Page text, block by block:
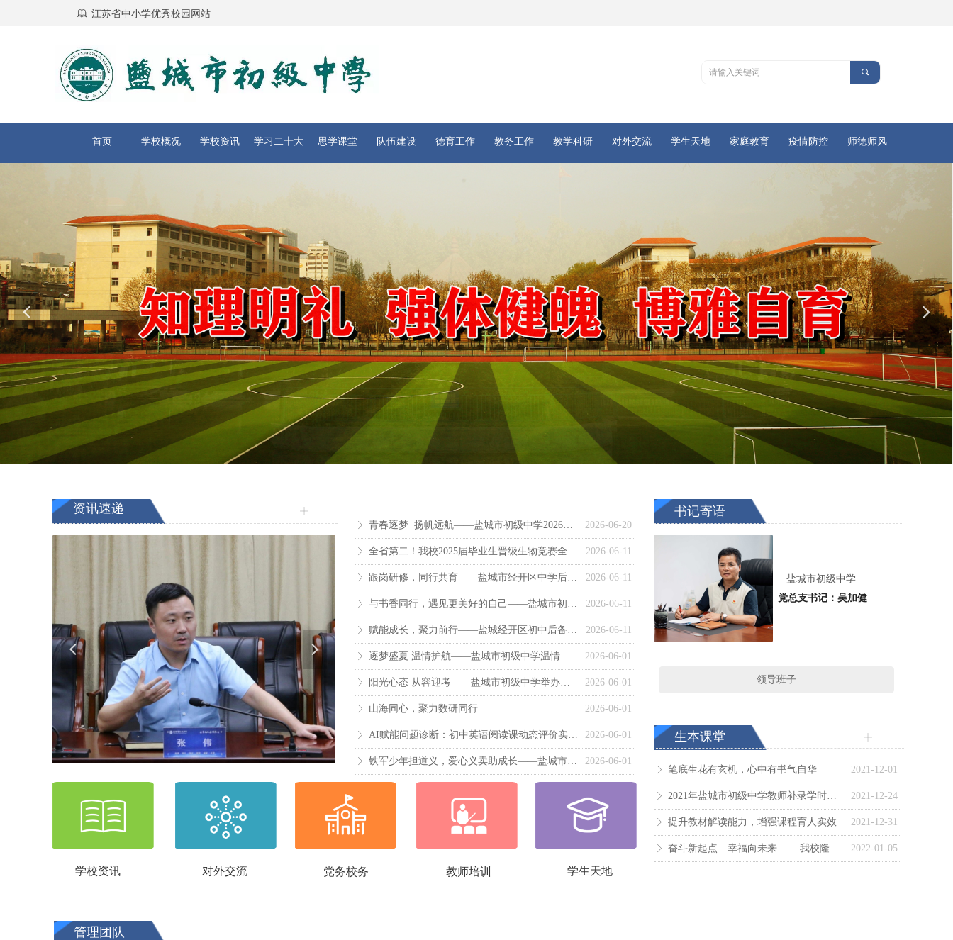
끠
管理团队
首页 学校概况 学校资讯 学习二十大 思学课堂 队伍建设 德育工作 教务工作 教学科研 对外交流 学生天地 家庭教育 疫情防控 师德师风
넳 넲
资讯速递
넳 넲
ꀸ 更多
2026-06-20
ꁕ 青春逐梦 扬帆远航——盐城市初级中学2026届初三年级毕业典礼
2026-06-11
ꁕ 全省第二！我校2025届毕业生晋级生物竞赛全国总决赛
2026-06-11
ꁕ 跟岗研修，同行共育——盐城市经开区中学后备干部跟岗学习系列活动
2026-06-11
ꁕ 与书香同行，遇见更美好的自己——盐城市初级中学第六届读书报告会
2026-06-11
ꁕ 赋能成长，聚力前行——盐城经开区初中后备干部跟岗学习欢迎仪式隆重举行
2026-06-01
ꁕ 逐梦盛夏 温情护航——盐城市初级中学温情开展2026年教职工子女中高考专属慰问活动
2026-06-01
ꁕ 阳光心态 从容迎考——盐城市初级中学举办初三年级学生团体辅导活动
2026-06-01
ꁕ 山海同心，聚力数研同行
2026-06-01
ꁕ AI赋能问题诊断：初中英语阅读课动态评价实践——盐城市2026年春学期大市区英语“校际合作教研”活动
2026-06-01
ꁕ 铁军少年担道义，爱心义卖助成长——盐城市初级中学开展2026年爱心义卖活动
书记寄语
党总支书记：吴加健
盐城市初级中学
领导班子
生本课堂
2021-12-01
ꁕ 笔底生花有玄机，心中有书气自华
2021-12-24
ꁕ 2021年盐城市初级中学教师补录学时汇总表
2021-12-31
ꁕ 提升教材解读能力，增强课程育人实效
2022-01-05
ꁕ 奋斗新起点 幸福向未来 ——我校隆重举行2022年迎新年升旗仪式
ꀸ 更多
学校资讯 对外交流 党务校务 教师培训 学生天地
ꁡ 江苏省中小学优秀校园网站